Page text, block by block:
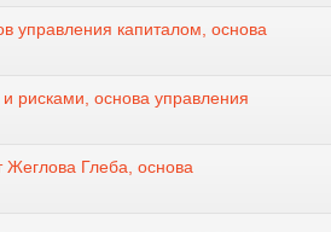
управления капиталом, основа
рисками, основа управления
Жеглова Глеба, основа